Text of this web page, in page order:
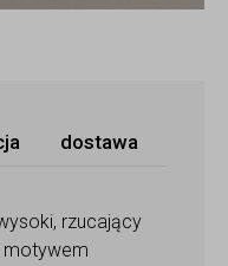
dostawa
rzucający
motywem